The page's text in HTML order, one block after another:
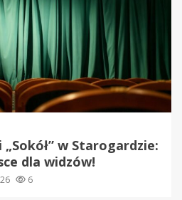
w Starogardzie:
dla widzów!
6